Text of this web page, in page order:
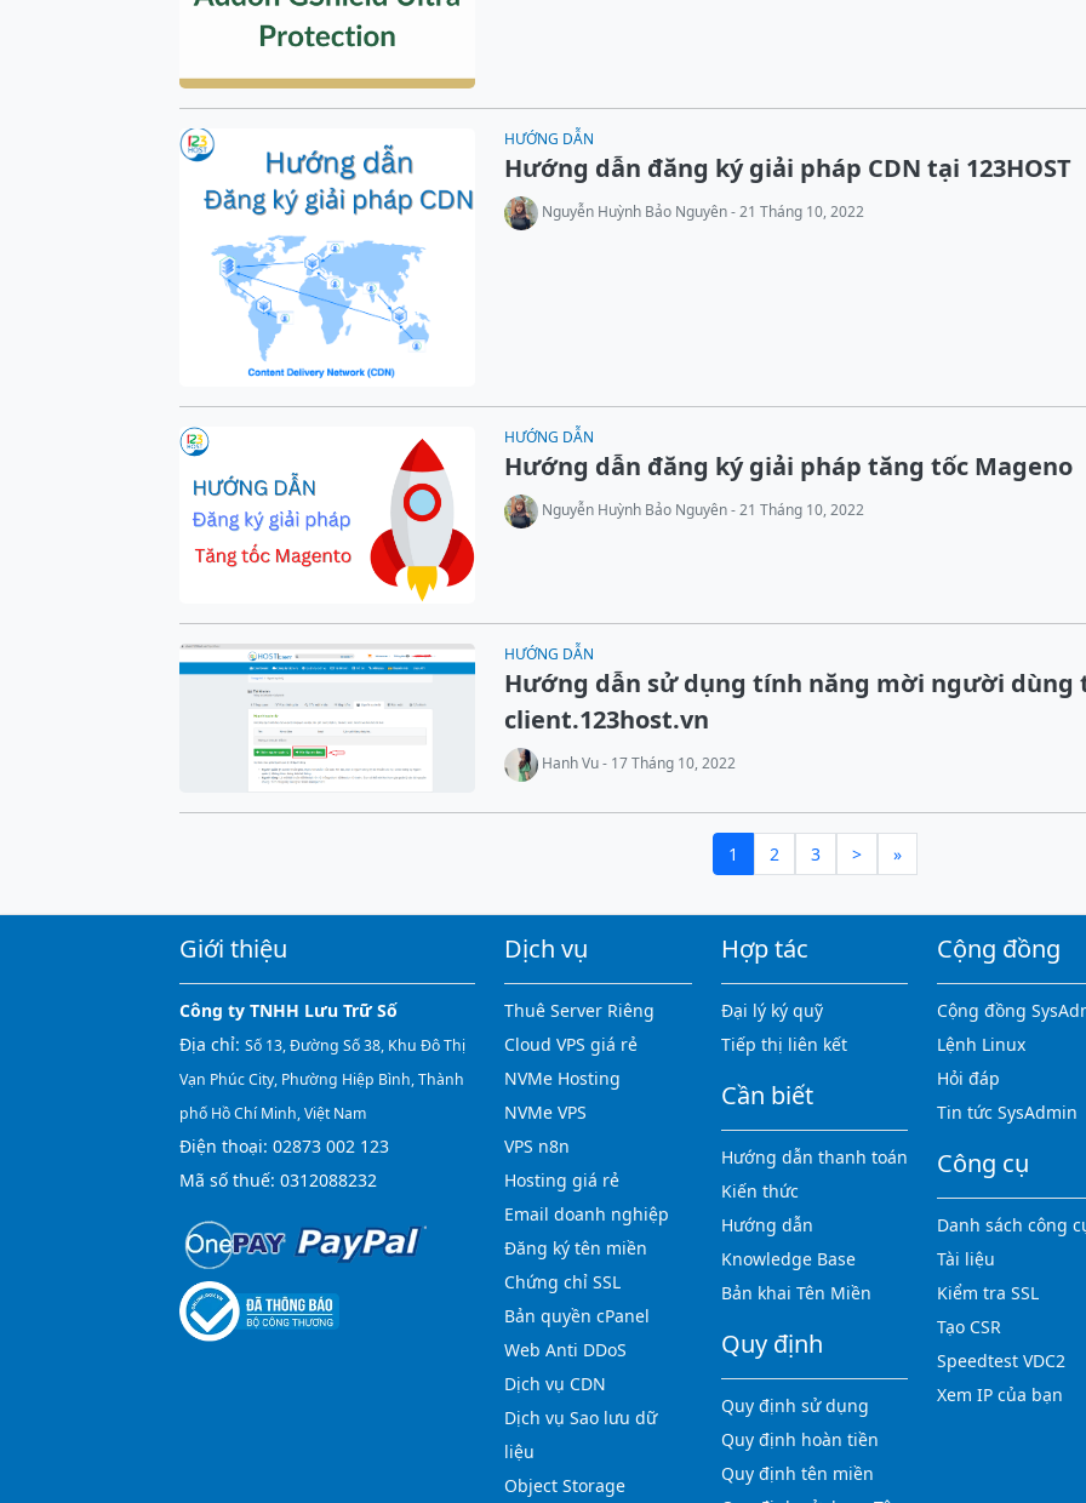
HƯỚNG DẪN
Hướng dẫn đăng ký giải pháp CDN tại 123HOST
Nguyễn Huỳnh Bảo Nguyên - 21 Tháng 10, 2022
HƯỚNG DẪN
Hướng dẫn đăng ký giải pháp tăng tốc Mageno
Nguyễn Huỳnh Bảo Nguyên - 21 Tháng 10, 2022
HƯỚNG DẪN
Hướng dẫn sử dụng tính năng mời người dùng
client.123host.vn
Hanh Vu - 17 Tháng 10, 2022
1 2 3 > »
Giới thiệu
Công ty TNHH Lưu Trữ Số
Địa chỉ: Số 13, Đường Số 38, Khu Đô Thị
Vạn Phúc City, Phường Hiệp Bình, Thành
phố Hồ Chí Minh, Việt Nam
Điện thoại: 02873 002 123
Mã số thuế: 0312088232
Dịch vụ
Thuê Server Riêng
Cloud VPS giá rẻ
NVMe Hosting
NVMe VPS
VPS n8n
Hosting giá rẻ
Email doanh nghiệp
Đăng ký tên miền
Chứng chỉ SSL
Bản quyền cPanel
Web Anti DDoS
Dịch vụ CDN
Dịch vụ Sao lưu dữ
liệu
Object Storage
Hợp tác
Đại lý ký quỹ
Tiếp thị liên kết
Cần biết
Hướng dẫn thanh toán
Kiến thức
Hướng dẫn
Knowledge Base
Bản khai Tên Miền
Quy định
Quy định sử dụng
Quy định hoàn tiền
Quy định tên miền
Cộng đồng
Cộng đồng
Lệnh Linux
Hỏi đáp
Tin tức SysAdmin
Công cụ
Danh sách công
Tài liệu
Kiểm tra SSL
Tạo CSR
Speedtest VDC2
Xem IP của bạn